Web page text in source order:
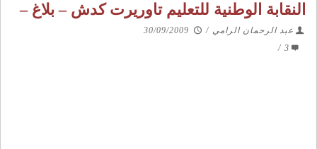
النقابة الوطنية للتعليم تاوريرت كدش – بلاغ –
عبد الرحمان الرامي /
30/09/2009
3
/